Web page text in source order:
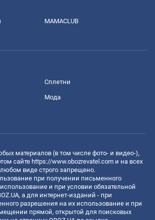
MAMACLUB
Сплетни
Мода
материалов (в том числе фото- и видео-),
сайте https://www.obozrevatel.com и на всех
виде строго запрещено.
при получении письменного
и при условии обязательной
а для интернет-изданий - при
разрешения на их использование и при
прямой, открытой для поисковых